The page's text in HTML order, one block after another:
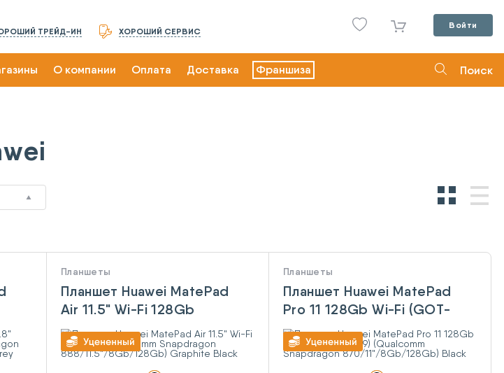
ТРЕЙД-ИН ХОРОШИЙ СЕРВИС
Войти
О компании Оплата Доставка Франшиза Поиск
Планшеты
Планшет Huawei MatePad
Air 11.5" Wi-Fi 128Gb
(Qualcomm Snapdragon
888/11.5"/8Gb/128Gb)
Планшеты
Планшет Huawei MatePad
Pro 11 128Gb Wi-Fi (GOT-
W29) (Qualcomm
Snapdragon
870/11"/8Gb/128Gb) Black